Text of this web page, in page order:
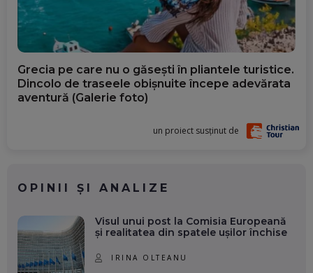
Grecia pe care nu o găsești în pliantele turistice.
Dincolo de traseele obișnuite începe adevărata
aventură (Galerie foto)
un proiect susținut de
OPINII ȘI ANALIZE
Visul unui post la Comisia Europeană
și realitatea din spatele ușilor închise
IRINA OLTEANU